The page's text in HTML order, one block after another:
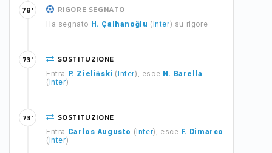
RIGORE SEGNATO
Ha segnato H. Çalhanoğlu ( Inter) su rigore
78'
SOSTITUZIONE
Entra P. Zieliński ( Inter), esce N. Barella
( Inter)
73'
SOSTITUZIONE
Entra Carlos Augusto ( Inter), esce F. Dimarco
( Inter)
73'